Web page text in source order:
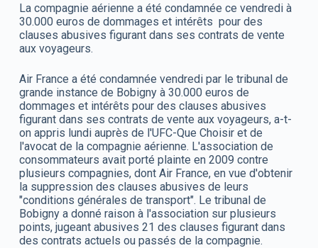
La compagnie aérienne a été condamnée ce vendredi à
30.000 euros de dommages et intérêts pour des
clauses abusives figurant dans ses contrats de vente
aux voyageurs.
Air France a été condamnée vendredi par le tribunal de
grande instance de Bobigny à 30.000 euros de
dommages et intérêts pour des clauses abusives
figurant dans ses contrats de vente aux voyageurs, a-t-
on appris lundi auprès de l'UFC-Que Choisir et de
l'avocat de la compagnie aérienne. L'association de
consommateurs avait porté plainte en 2009 contre
plusieurs compagnies, dont Air France, en vue d'obtenir
la suppression des clauses abusives de leurs
"conditions générales de transport". Le tribunal de
Bobigny a donné raison à l'association sur plusieurs
points, jugeant abusives 21 des clauses figurant dans
des contrats actuels ou passés de la compagnie.